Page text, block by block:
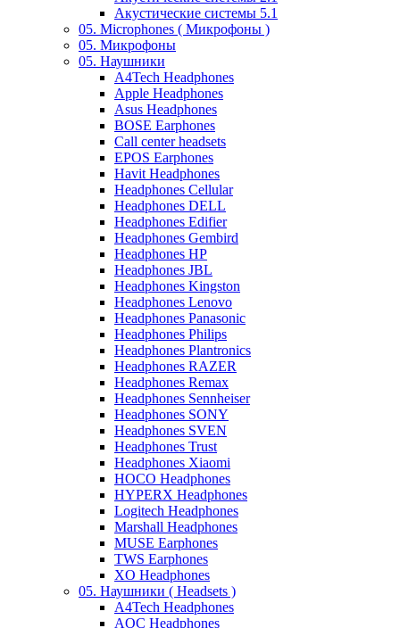
Акустические системы 5.1
05. Microphones ( Микрофоны )
05. Микрофоны
05. Наушники
A4Tech Headphones
Apple Headphones
Asus Headphones
BOSE Earphones
Call center headsets
EPOS Earphones
Havit Headphones
Headphones Cellular
Headphones DELL
Headphones Edifier
Headphones Gembird
Headphones HP
Headphones JBL
Headphones Kingston
Headphones Lenovo
Headphones Panasonic
Headphones Philips
Headphones Plantronics
Headphones RAZER
Headphones Remax
Headphones Sennheiser
Headphones SONY
Headphones SVEN
Headphones Trust
Headphones Xiaomi
HOCO Headphones
HYPERX Headphones
Logitech Headphones
Marshall Headphones
MUSE Earphones
TWS Earphones
XO Headphones
05. Наушники ( Headsets )
A4Tech Headphones
AOC Headphones